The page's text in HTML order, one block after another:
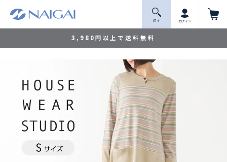
3,980円以上で送料無料
探 す ログイン